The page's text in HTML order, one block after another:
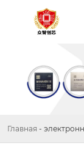
Главная -